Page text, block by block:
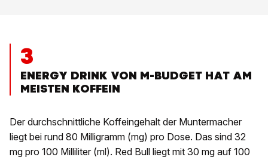
3
ENERGY DRINK VON M-BUDGET HAT AM
MEISTEN KOFFEIN
Der durchschnittliche Koffeingehalt der Muntermacher
liegt bei rund 80 Milligramm (mg) pro Dose. Das sind 32
mg pro 100 Milliliter (ml). Red Bull liegt mit 30 mg auf 100